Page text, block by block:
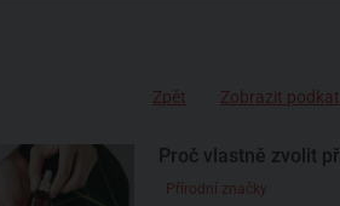
Zpět Zobrazit
Proč vlastně zvolit
Přírodní značky